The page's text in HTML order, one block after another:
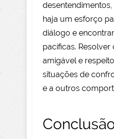
haja um esforço
diálogo e
pacíficas.
amigável e
situações de
e a outros